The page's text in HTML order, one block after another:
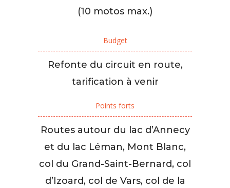
(10 motos max.)
Budget
Refonte du circuit en route,
tarification à venir
Points forts
Routes autour du lac d’Annecy
et du lac Léman, Mont Blanc,
col du Grand-Saint-Bernard, col
d’Izoard, col de Vars, col de la